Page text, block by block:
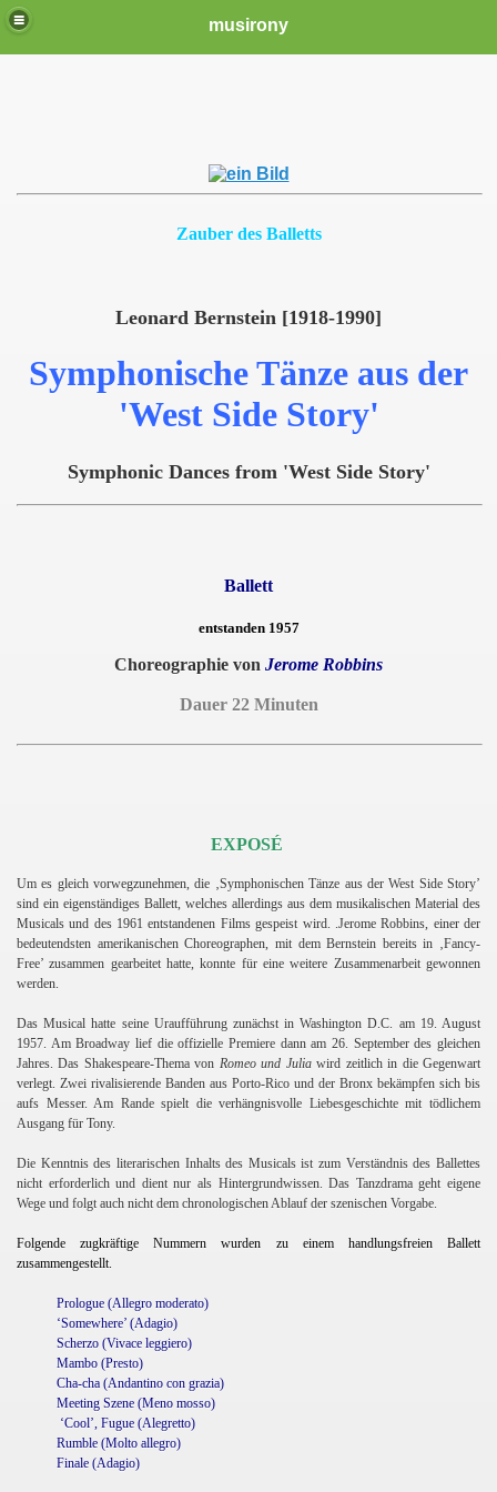
musirony
Zauber des Balletts
Leonard Bernstein [1918-1990]
Symphonische Tänze aus der
'West Side Story'
Symphonic Dances from 'West Side Story'
Ballett
entstanden 1957
Choreographie von Jerome Robbins
Dauer 22 Minuten
EXPOSÉ
Um es gleich vorwegzunehmen, die ‚Symphonischen Tänze aus der West Side Story’
sind ein eigenständiges Ballett, welches allerdings aus dem musikalischen Material des
Musicals und des 1961 entstandenen Films gespeist wird. .Jerome Robbins, einer der
bedeutendsten amerikanischen Choreographen, mit dem Bernstein bereits in ‚Fancy-
Free’ zusammen gearbeitet hatte, konnte für eine weitere Zusammenarbeit gewonnen
werden.
Das Musical hatte seine Uraufführung zunächst in Washington D.C. am 19. August
1957. Am Broadway lief die offizielle Premiere dann am 26. September des gleichen
Jahres. Das Shakespeare-Thema von Romeo und Juliawird zeitlich in die Gegenwart
verlegt. Zwei rivalisierende Banden aus Porto-Rico und der Bronx bekämpfen sich bis
aufs Messer. Am Rande spielt die verhängnisvolle Liebesgeschichte mit tödlichem
Ausgang für Tony.
Die Kenntnis des literarischen Inhalts des Musicals ist zum Verständnis des Ballettes
nicht erforderlich und dient nur als Hintergrundwissen. Das Tanzdrama geht eigene
Wege und folgt auch nicht dem chronologischen Ablauf der szenischen Vorgabe.
Folgende zugkräftige Nummern wurden zu einem handlungsfreien Ballett
zusammengestellt.
Prologue (Allegro moderato)
‘Somewhere’ (Adagio)
Scherzo (Vivace leggiero)
Mambo (Presto)
Cha-cha (Andantino con grazia)
Meeting Szene (Meno mosso)
‘Cool’, Fugue (Alegretto)
Rumble (Molto allegro)
Finale (Adagio)